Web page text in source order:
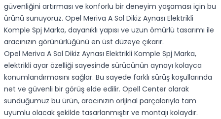
güvenliğini artırması ve konforlu bir deneyim yaşaması için bu
ürünü sunuyoruz. Opel Meriva A Sol Dikiz Aynası Elektrikli
Komple Spj Marka, dayanıklı yapısı ve uzun ömürlü tasarımı ile
aracınızın görünürlüğünü en üst düzeye çıkarır.
Opel Meriva A Sol Dikiz Aynası Elektrikli Komple Spj Marka,
elektrikli ayar özelliği sayesinde sürücünün aynayı kolayca
konumlandırmasını sağlar. Bu sayede farklı sürüş koşullarında
net ve güvenli bir görüş elde edilir. Opell Center olarak
sunduğumuz bu ürün, aracınızın orijinal parçalarıyla tam
uyumlu olacak şekilde tasarlanmıştır ve montajı kolaydır.